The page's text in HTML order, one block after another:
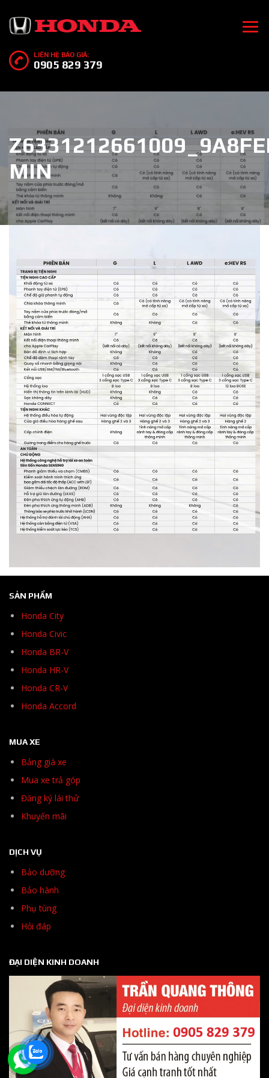
LIÊN HỆ BÁO GIÁ:
0905 829 379
MIN
SẢN PHẨM
Honda City
Honda Civic
Honda BR-V
Honda HR-V
Honda CR-V
Honda Accord
MUA XE
Bảng giá xe
Mua xe trả góp
Đăng ký lái thử
Khuyến mãi
DỊCH VỤ
Bảo dưỡng
Bảo hành
Phụ tùng
Hỏi đáp
ĐẠI DIỆN KINH DOANH